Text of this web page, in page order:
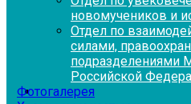
новомучеников и
Отдел по
силами,
подразделениями
Российской
Фотогалерея